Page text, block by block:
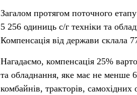
Загалом протягом поточного
5 256 одиниць с/г техніки та
Компенсація від держави склала
Нагадаємо, компенсація 25%
та обладнання, яке має не менше
комбайнів, тракторів, самохідних